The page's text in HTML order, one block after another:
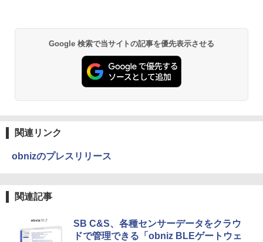
Google 検索で当サイトの記事を優先表示させる
関連リンク
obnizのプレスリリース
関連記事
SB C&S、各種センサーデータをクラウ
ドで管理できる「obniz BLEゲートウェ